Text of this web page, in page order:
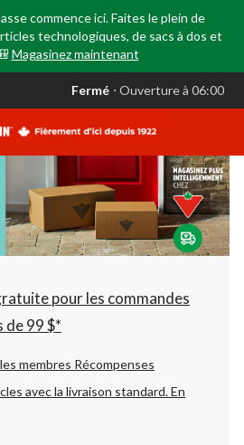
commence ici. Faites le plein de
technologiques, de sacs à dos et
Magasinez maintenant
votre
est
AB,
Fermé,
Ouverture
à
06:00
changer
Fermé ⋅ Ouverture à 06:00
pour les commandes
de 99 $*
membres Récompenses
avec la livraison standard.En